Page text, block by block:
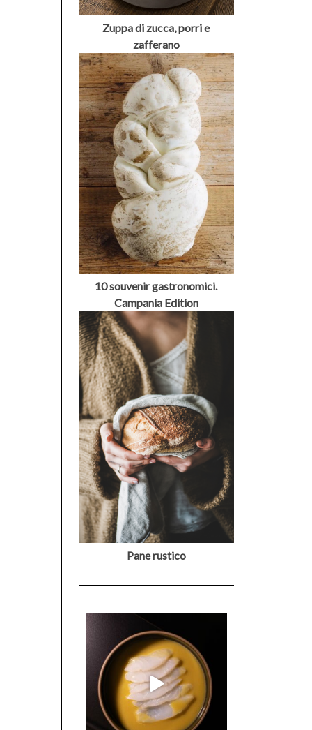
Zuppa di zucca, porri e
zafferano
10 souvenir gastronomici.
Campania Edition
Pane rustico